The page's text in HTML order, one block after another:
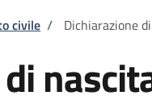
civile / Dichiarazione